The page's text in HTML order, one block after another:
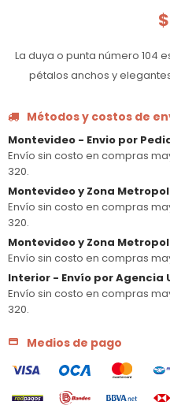
$
La duya o punta número 104
pétalos anchos y
Métodos y costos de
Montevideo - Envio por
Envío sin costo en compras
320.
Montevideo y Zona
Envío sin costo en compras
320.
Montevideo y Zona
Envío sin costo en compras
Interior - Envío por Agencia
Envío sin costo en compras
320.
Medios de pago